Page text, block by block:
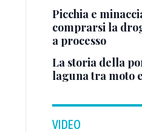
Picchia e
comprarsi la
a processo
La storia della
laguna tra moto
VIDEO